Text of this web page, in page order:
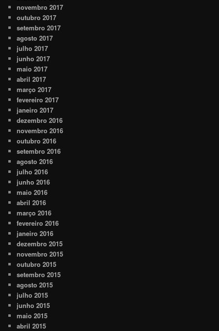
novembro 2017
outubro 2017
setembro 2017
agosto 2017
julho 2017
junho 2017
maio 2017
abril 2017
março 2017
fevereiro 2017
janeiro 2017
dezembro 2016
novembro 2016
outubro 2016
setembro 2016
agosto 2016
julho 2016
junho 2016
maio 2016
abril 2016
março 2016
fevereiro 2016
janeiro 2016
dezembro 2015
novembro 2015
outubro 2015
setembro 2015
agosto 2015
julho 2015
junho 2015
maio 2015
abril 2015